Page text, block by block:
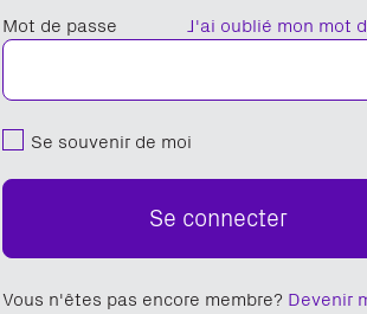
J'ai oublié mon mot
Mot de passe
Se souvenir de moi
Se connecter
Vous n'êtes pas encore membre? Devenir